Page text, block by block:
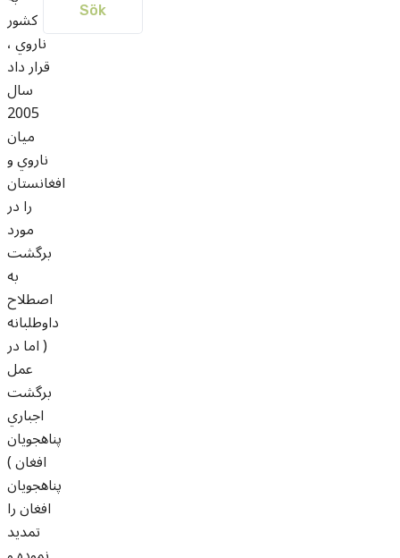
کشور
ناروي ،
قرار داد
سال
2005
ميان
ناروي و
افغانستان
را در
مورد
برگشت
به
اصطلاح
داوطلبانه
( اما در
عمل
برگشت
اجباري
پناهجويان
افغان )
پناهجويان
افغان را
تمديد